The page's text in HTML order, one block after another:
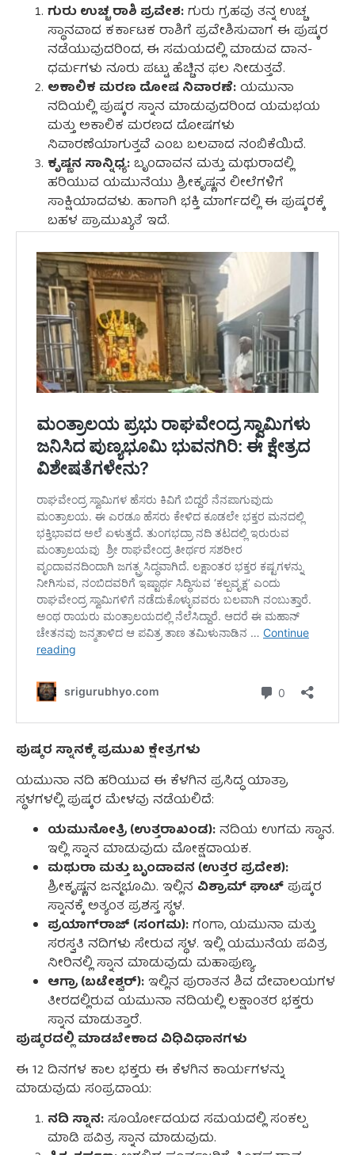
ಗುರು ಉಚ್ಚ ರಾಶಿ ಪ್ರವೇಶ:ಗುರು ಗ್ರಹವು ತನ್ನ ಉಚ್ಚ
ಸ್ಥಾನವಾದ ಕರ್ಕಾಟಕ ರಾಶಿಗೆ ಪ್ರವೇಶಿಸುವಾಗ ಈ ಪುಷ್ಕರ
ನಡೆಯುವುದರಿಂದ, ಈ ಸಮಯದಲ್ಲಿ ಮಾಡುವ ದಾನ-
ಧರ್ಮಗಳು ನೂರು ಪಟ್ಟು ಹೆಚ್ಚಿನ ಫಲ ನೀಡುತ್ತವೆ.
ಅಕಾಲಿಕ ಮರಣ ದೋಷ ನಿವಾರಣೆ:ಯಮುನಾ
ನದಿಯಲ್ಲಿ ಪುಷ್ಕರ ಸ್ನಾನ ಮಾಡುವುದರಿಂದ ಯಮಭಯ
ಮತ್ತು ಅಕಾಲಿಕ ಮರಣದ ದೋಷಗಳು
ನಿವಾರಣೆಯಾಗುತ್ತವೆ ಎಂಬ ಬಲವಾದ ನಂಬಿಕೆಯಿದೆ.
ಕೃಷ್ಣನ ಸಾನ್ನಿಧ್ಯ:ಬೃಂದಾವನ ಮತ್ತು ಮಥುರಾದಲ್ಲಿ
ಹರಿಯುವ ಯಮುನೆಯು ಶ್ರೀಕೃಷ್ಣನ ಲೀಲೆಗಳಿಗೆ
ಸಾಕ್ಷಿಯಾದವಳು. ಹಾಗಾಗಿ ಭಕ್ತಿ ಮಾರ್ಗದಲ್ಲಿ ಈ ಪುಷ್ಕರಕ್ಕೆ
ಬಹಳ ಪ್ರಾಮುಖ್ಯತೆ ಇದೆ.
ಪುಷ್ಕರ ಸ್ನಾನಕ್ಕೆ ಪ್ರಮುಖ ಕ್ಷೇತ್ರಗಳು
ಯಮುನಾ ನದಿ ಹರಿಯುವ ಈ ಕೆಳಗಿನ ಪ್ರಸಿದ್ಧ ಯಾತ್ರಾ
ಸ್ಥಳಗಳಲ್ಲಿ ಪುಷ್ಕರ ಮೇಳವು ನಡೆಯಲಿದೆ:
ಯಮುನೋತ್ರಿ (ಉತ್ತರಾಖಂಡ):ನದಿಯ ಉಗಮ ಸ್ಥಾನ.
ಇಲ್ಲಿ ಸ್ನಾನ ಮಾಡುವುದು ಮೋಕ್ಷದಾಯಕ.
ಮಥುರಾ ಮತ್ತು ಬೃಂದಾವನ (ಉತ್ತರ ಪ್ರದೇಶ):
ಶ್ರೀಕೃಷ್ಣನ ಜನ್ಮಭೂಮಿ. ಇಲ್ಲಿನ ವಿಶ್ರಾಮ್ ಘಾಟ್ಪುಷ್ಕರ
ಸ್ನಾನಕ್ಕೆ ಅತ್ಯಂತ ಪ್ರಶಸ್ತ ಸ್ಥಳ.
ಪ್ರಯಾಗ್‌ರಾಜ್ (ಸಂಗಮ):ಗಂಗಾ, ಯಮುನಾ ಮತ್ತು
ಸರಸ್ವತಿ ನದಿಗಳು ಸೇರುವ ಸ್ಥಳ. ಇಲ್ಲಿ ಯಮುನೆಯ ಪವಿತ್ರ
ನೀರಿನಲ್ಲಿ ಸ್ನಾನ ಮಾಡುವುದು ಮಹಾಪುಣ್ಯ.
ಆಗ್ರಾ (ಬಟೇಶ್ವರ್): ಇಲ್ಲಿನ ಪುರಾತನ ಶಿವ ದೇವಾಲಯಗಳ
ತೀರದಲ್ಲಿರುವ ಯಮುನಾ ನದಿಯಲ್ಲಿ ಲಕ್ಷಾಂತರ ಭಕ್ತರು
ಸ್ನಾನ ಮಾಡುತ್ತಾರೆ.
ಪುಷ್ಕರದಲ್ಲಿ ಮಾಡಬೇಕಾದ ವಿಧಿವಿಧಾನಗಳು
ಈ 12 ದಿನಗಳ ಕಾಲ ಭಕ್ತರು ಈ ಕೆಳಗಿನ ಕಾರ್ಯಗಳನ್ನು
ಮಾಡುವುದು ಸಂಪ್ರದಾಯ:
ನದಿ ಸ್ನಾನ:ಸೂರ್ಯೋದಯದ ಸಮಯದಲ್ಲಿ ಸಂಕಲ್ಪ
ಮಾಡಿ ಪವಿತ್ರ ಸ್ನಾನ ಮಾಡುವುದು.